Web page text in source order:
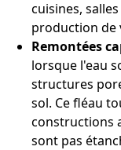
cuisines,
production de
Remontées
lorsque l'eau
structures
sol. Ce fléau
constructions
sont pas